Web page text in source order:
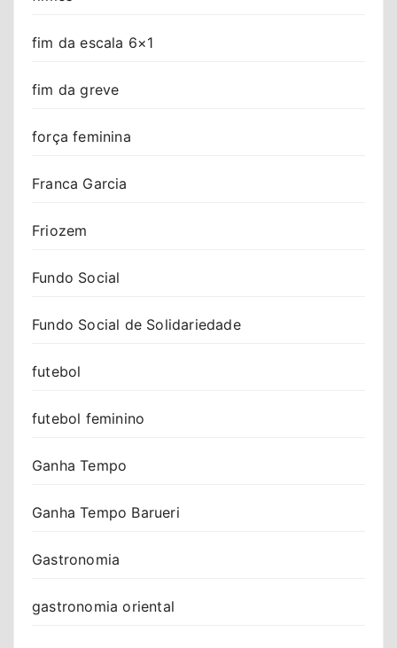
fim da escala 6×1
fim da greve
força feminina
Franca Garcia
Friozem
Fundo Social
Fundo Social de Solidariedade
futebol
futebol feminino
Ganha Tempo
Ganha Tempo Barueri
Gastronomia
gastronomia oriental